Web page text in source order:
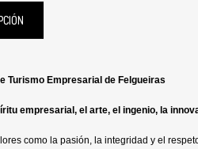
Turismo Empresarial de Felgueiras
empresarial, el arte, el ingenio, la
como la pasión, la integridad y el